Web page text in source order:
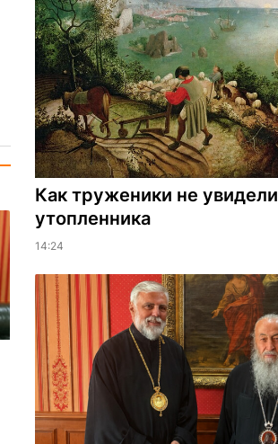
Как труженики не увидели
утопленника
14:24